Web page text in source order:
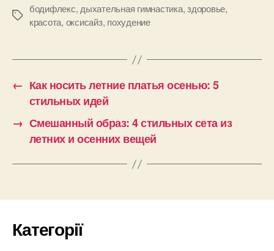
Позначки
бодифлекс, дыхательная гимнастика,здоровье,
красота, оксисайз, похудение
← Как носить летние платья осенью: 5
стильных идей
→ Смешанный образ: 4 стильных сета из
летних и осенних вещей
Категорії